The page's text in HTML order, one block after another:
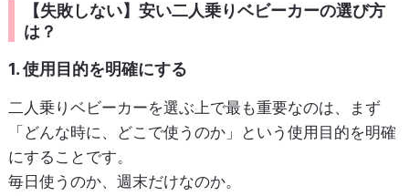
【失敗しない】安い二人乗りベビーカーの選び方
は？
1. 使用目的を明確にする
二人乗りベビーカーを選ぶ上で最も重要なのは、まず
「どんな時に、どこで使うのか」という使用目的を明確
にすることです。
毎日使うのか、週末だけなのか。